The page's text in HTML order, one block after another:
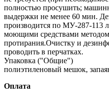
полностью просушить;
выдержки не менее 60 мин.
производится по
моющими средствами
протирания.Очистку и
проводить в перчатках.
Упаковка ("Общие")
полиэтиленовый мешок,
Оплата